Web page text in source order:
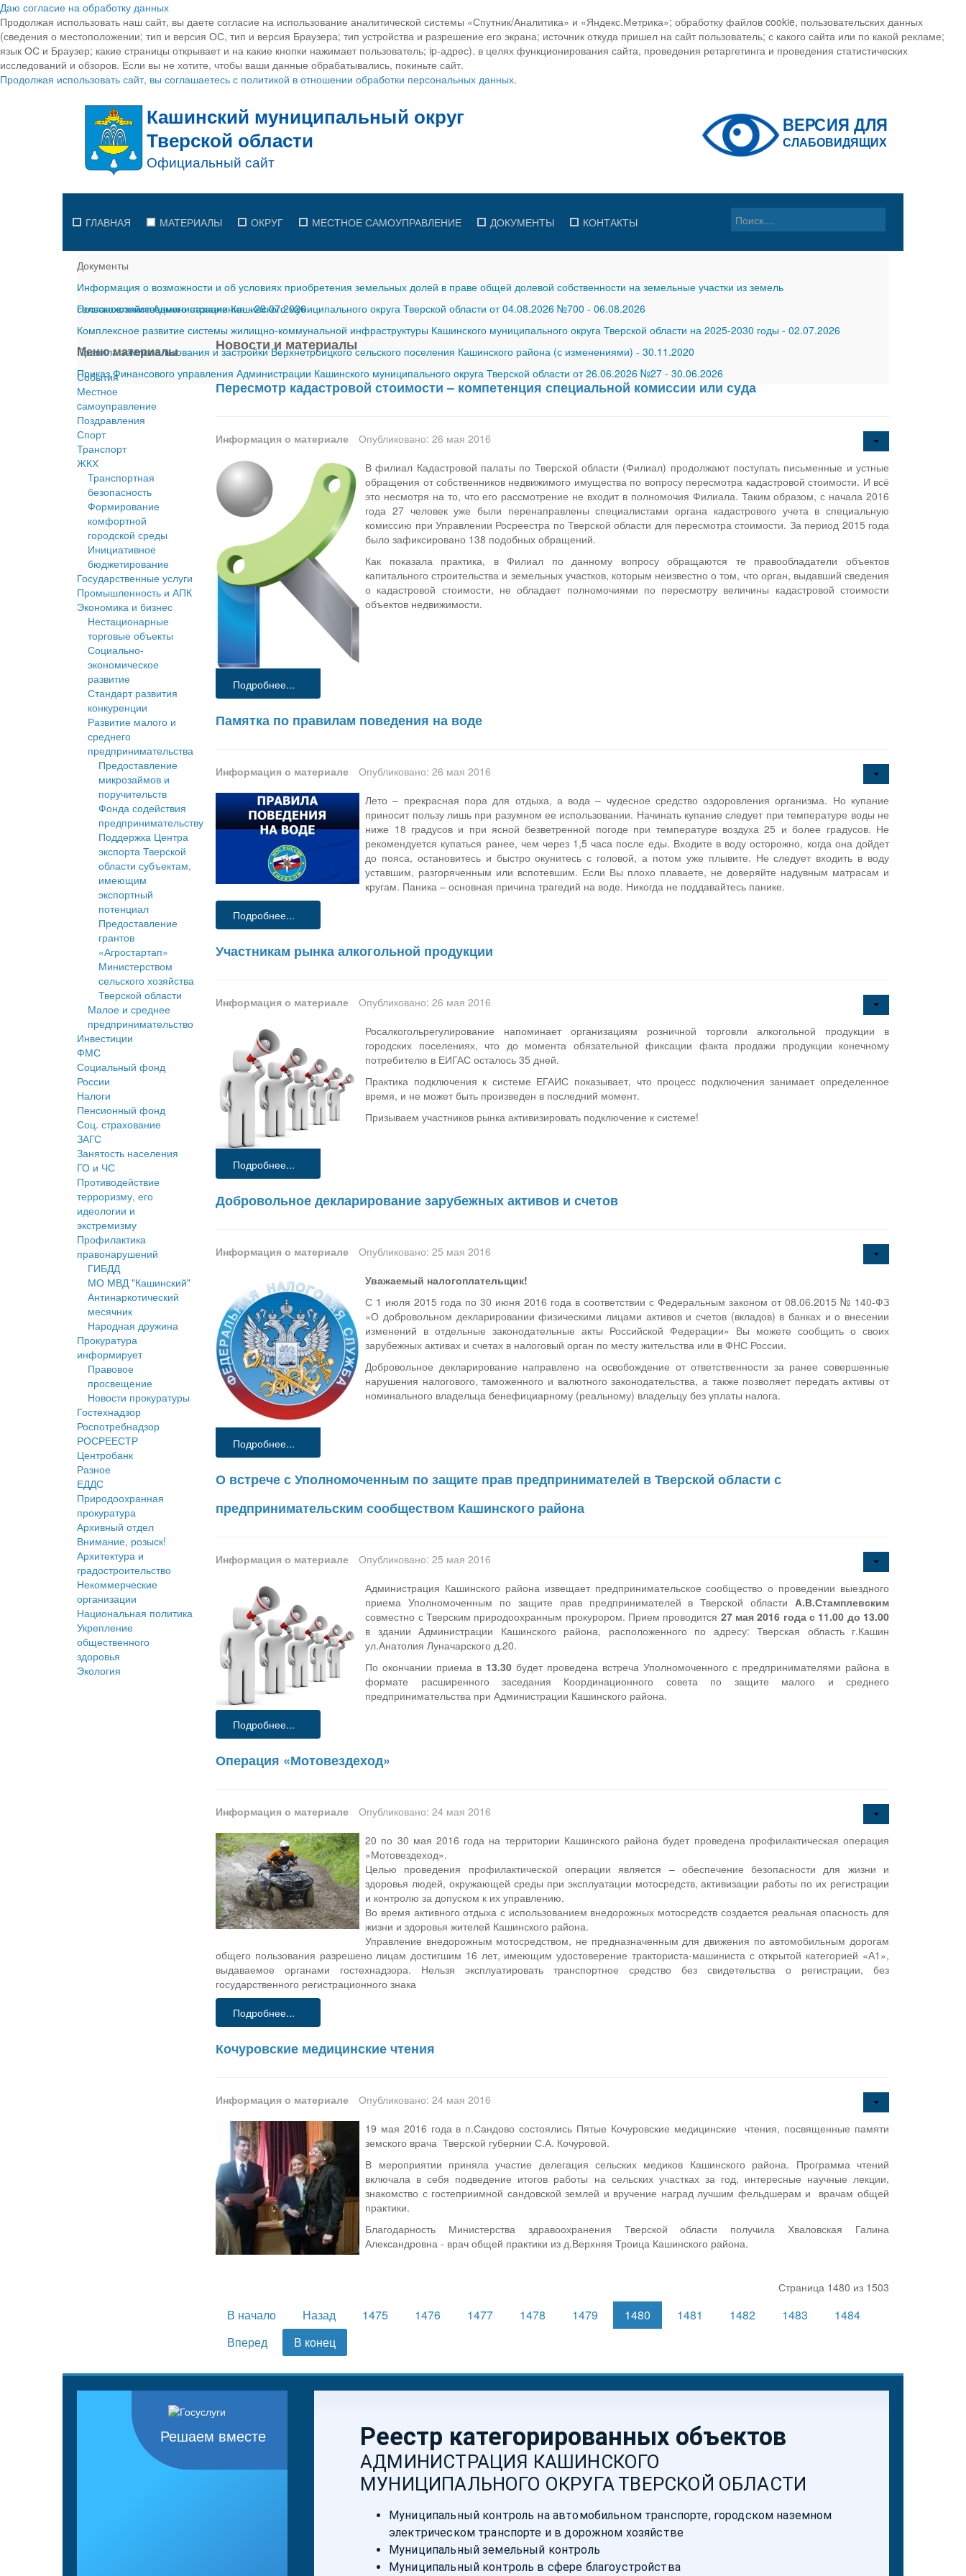
Даю согласие на обработку данных
Продолжая использовать наш сайт, вы даете согласие на использование аналитической системы «Спутник/Аналитика» и «Яндекс.Метрика»; обработку файлов cookie, пользовательских данных
(сведения о местоположении; тип и версия ОС, тип и версия Браузера; тип устройства и разрешение его экрана; источник откуда пришел на сайт пользователь; с какого сайта или по какой рекламе;
язык ОС и Браузер; какие страницы открывает и на какие кнопки нажимает пользователь; ip-адрес). в целях функционирования сайта, проведения ретаргетинга и проведения статистических
исследований и обзоров. Если вы не хотите, чтобы ваши данные обрабатывались, покиньте сайт.
Продолжая использовать сайт, вы соглашаетесь с политикой в отношении обработки персональных данных.
ГЛАВНАЯ МАТЕРИАЛЫ ОКРУГ МЕСТНОЕ САМОУПРАВЛЕНИЕ ДОКУМЕНТЫ КОНТАКТЫ
Документы
Информация о возможности и об условиях приобретения земельных долей в праве общей долевой собственности на земельные участки из земель
сельскохозяйственного назначения-29.07.2026
Постановление Администрации Кашинского муниципального округа Тверской области от 04.08.2026 №700 - 06.08.2026
Комплексное развитие системы жилищно-коммунальной инфраструктуры Кашинского муниципального округа Тверской области на 2025-2030 годы - 02.07.2026
Правила землепользования и застройки Верхнетроицкого сельского поселения Кашинского района (с изменениями) - 30.11.2020
Приказ Финансового управления Администрации Кашинского муниципального округа Тверской области от 26.06.2026 №27 - 30.06.2026
Меню материалы
События
Местное
cамоуправление
Поздравления
Спорт
Транспорт
ЖКХ
Транспортная
безопасность
Формирование
комфортной
городской среды
Инициативное
бюджетирование
Государственные услуги
Промышленность и АПК
Экономика и бизнес
Нестационарные
торговые объекты
Социально-
экономическое
развитие
Стандарт развития
конкуренции
Развитие малого и
среднего
предпринимательства
Предоставление
микрозаймов и
поручительств
Фонда содействия
предпринимательству
Поддержка Центра
экспорта Тверской
области субъектам,
имеющим
экспортный
потенциал
Предоставление
грантов
«Агростартап»
Министерством
сельского хозяйства
Тверской области
Малое и среднее
предпринимательство
Инвестиции
ФМС
Социальный фонд
России
Налоги
Пенсионный фонд
Соц. страхование
ЗАГС
Занятость населения
ГО и ЧС
Противодействие
терроризму, его
идеологии и
экстремизму
Профилактика
правонарушений
ГИБДД
МО МВД "Кашинский"
Антинаркотический
месячник
Народная дружина
Прокуратура
информирует
Правовое
просвещение
Новости прокуратуры
Гостехнадзор
Роспотребнадзор
РОСРЕЕСТР
Центробанк
Разное
ЕДДС
Природоохранная
прокуратура
Архивный отдел
Внимание, розыск!
Архитектура и
градостроительство
Некоммерческие
организации
Национальная политика
Укрепление
общественного
здоровья
Экология
Новости и материалы
Пересмотр кадастровой стоимости – компетенция специальной комиссии или суда
Информация о материале
Опубликовано: 26 мая 2016
В филиал Кадастровой палаты по Тверской области (Филиал) продолжают поступать письменные и устные
обращения от собственников недвижимого имущества по вопросу пересмотра кадастровой стоимости. И всё
это несмотря на то, что его рассмотрение не входит в полномочия Филиала. Таким образом, с начала 2016
года 27 человек уже были перенаправлены специалистами органа кадастрового учета в специальную
комиссию при Управлении Росреестра по Тверской области для пересмотра стоимости. За период 2015 года
было зафиксировано 138 подобных обращений.
Как показала практика, в Филиал по данному вопросу обращаются те правообладатели объектов
капитального строительства и земельных участков, которым неизвестно о том, что орган, выдавший сведения
о кадастровой стоимости, не обладает полномочиями по пересмотру величины кадастровой стоимости
объектов недвижимости.
Подробнее...
Памятка по правилам поведения на воде
Информация о материале
Опубликовано: 26 мая 2016
Лето – прекрасная пора для отдыха, а вода – чудесное средство оздоровления организма. Но купание
приносит пользу лишь при разумном ее использовании. Начинать купание следует при температуре воды не
ниже 18 градусов и при ясной безветренной погоде при температуре воздуха 25 и более градусов. Не
рекомендуется купаться ранее, чем через 1,5 часа после еды. Входите в воду осторожно, когда она дойдет
до пояса, остановитесь и быстро окунитесь с головой, а потом уже плывите. Не следует входить в воду
уставшим, разгоряченным или вспотевшим. Если Вы плохо плаваете, не доверяйте надувным матрасам и
кругам. Паника – основная причина трагедий на воде. Никогда не поддавайтесь панике.
Подробнее...
Участникам рынка алкогольной продукции
Информация о материале
Опубликовано: 26 мая 2016
Росалкогольрегулирование напоминает организациям розничной торговли алкогольной продукции в
городских поселениях, что до момента обязательной фиксации факта продажи продукции конечному
потребителю в ЕИГАС осталось 35 дней.
Практика подключения к системе ЕГАИС показывает, что процесс подключения занимает определенное
время, и не может быть произведен в последний момент.
Призываем участников рынка активизировать подключение к системе!
Подробнее...
Добровольное декларирование зарубежных активов и счетов
Информация о материале
Опубликовано: 25 мая 2016
Уважаемый налогоплательщик!
С 1 июля 2015 года по 30 июня 2016 года в соответствии с Федеральным законом от 08.06.2015 № 140-ФЗ
«О добровольном декларировании физическими лицами активов и счетов (вкладов) в банках и о внесении
изменений в отдельные законодательные акты Российской Федерации» Вы можете сообщить о своих
зарубежных активах и счетах в налоговый орган по месту жительства или в ФНС России.
Добровольное декларирование направлено на освобождение от ответственности за ранее совершенные
нарушения налогового, таможенного и валютного законодательства, а также позволяет передать активы от
номинального владельца бенефициарному (реальному) владельцу без уплаты налога.
Подробнее...
О встрече с Уполномоченным по защите прав предпринимателей в Тверской области с
предпринимательским сообществом Кашинского района
Информация о материале
Опубликовано: 25 мая 2016
Администрация Кашинского района извещает предпринимательское сообщество о проведении выездного
приема Уполномоченным по защите прав предпринимателей в Тверской области А.В.Стамплевским
совместно с Тверским природоохранным прокурором. Прием проводится 27 мая 2016 года с 11.00 до 13.00
в здании Администрации Кашинского района, расположенного по адресу: Тверская область г.Кашин
ул.Анатолия Луначарского д.20.
По окончании приема в 13.30 будет проведена встреча Уполномоченного с предпринимателями района в
формате расширенного заседания Координационного совета по защите малого и среднего
предпринимательства при Администрации Кашинского района.
Подробнее...
Операция «Мотовездеход»
Информация о материале
Опубликовано: 24 мая 2016
20 по 30 мая 2016 года на территории Кашинского района будет проведена профилактическая операция
«Мотовездеход».
Целью проведения профилактической операции является – обеспечение безопасности для жизни и
здоровья людей, окружающей среды при эксплуатации мотосредств, активизации работы по их регистрации
и контролю за допуском к их управлению.
Во время активного отдыха с использованием внедорожных мотосредств создается реальная опасность для
жизни и здоровья жителей Кашинского района.
Управление внедорожным мотосредством, не предназначенным для движения по автомобильным дорогам
общего пользования разрешено лицам достигшим 16 лет, имеющим удостоверение тракториста-машиниста с открытой категорией «А1»,
выдаваемое органами гостехнадзора. Нельзя эксплуатировать транспортное средство без свидетельства о регистрации, без
государственного регистрационного знака
Подробнее...
Кочуровские медицинские чтения
Информация о материале
Опубликовано: 24 мая 2016
19 мая 2016 года в п.Сандово состоялись Пятые Кочуровские медицинские чтения, посвященные памяти
земского врача Тверской губернии С.А. Кочуровой.
В мероприятии приняла участие делегация сельских медиков Кашинского района. Программа чтений
включала в себя подведение итогов работы на сельских участках за год, интересные научные лекции,
знакомство с гостеприимной сандовской землей и вручение наград лучшим фельдшерам и врачам общей
практики.
Благодарность Министерства здравоохранения Тверской области получила Хваловская Галина
Александровна - врач общей практики из д.Верхняя Троица Кашинского района.
Страница 1480 из 1503
В начало Назад 1475 1476 1477 1478 1479 1480 1481 1482 1483
1484
Вперед
В конец
Решаем вместе